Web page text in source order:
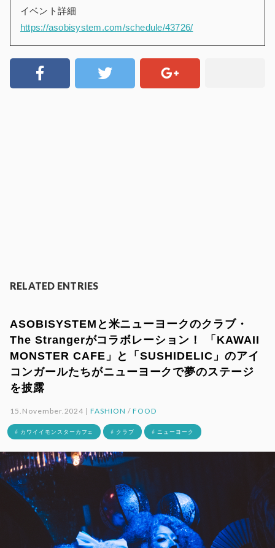
イベント詳細
https://asobisystem.com/schedule/43726/
RELATED ENTRIES
ASOBISYSTEMと米ニューヨークのクラブ・
The Strangerがコラボレーション！ 「KAWAII
MONSTER CAFE」と「SUSHIDELIC」のアイ
コンガールたちがニューヨークで夢のステージ
を披露
15.November.2024 |FASHION / FOOD
# カワイイモンスターカフェ # クラブ # ニューヨーク